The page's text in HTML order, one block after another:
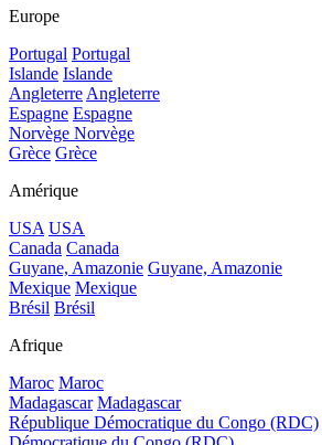
Europe
Portugal Portugal
Islande Islande
Angleterre Angleterre
Espagne Espagne
Norvège Norvège
Grèce Grèce
Amérique
USA USA
Canada Canada
Guyane, Amazonie Guyane, Amazonie
Mexique Mexique
Brésil Brésil
Afrique
Maroc Maroc
Madagascar Madagascar
République Démocratique du Congo (RDC)